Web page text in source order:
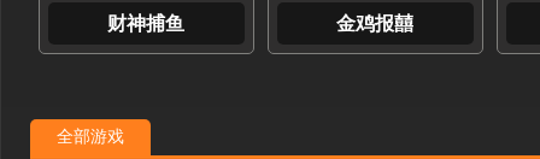
财神捕鱼 金鸡报囍
全部游戏